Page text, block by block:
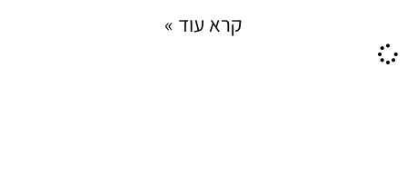
קרא עוד »